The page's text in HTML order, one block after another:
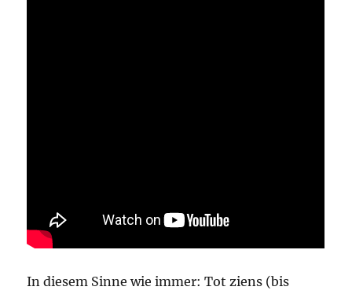
In diesem Sinne wie immer: Tot ziens (bis